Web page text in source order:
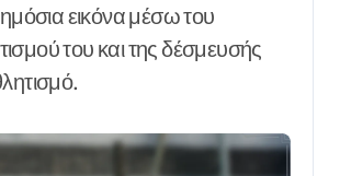
εικόνα μέσω του
του και της δέσμευσής